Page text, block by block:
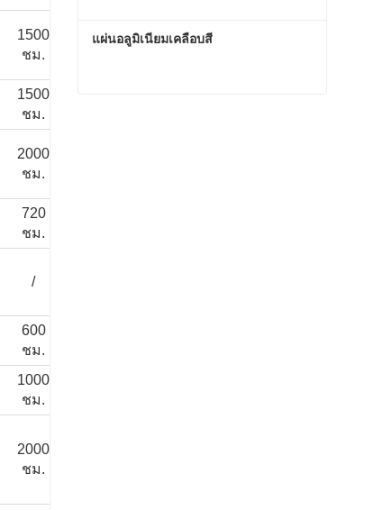
1500
ชม.
/ /
1500
ชม.
2000
ชม.
720
ชม.
/
600
ชม.
1000
ชม.
2000
ชม.
แผ่นอลูมิเนียมเคลือบสี